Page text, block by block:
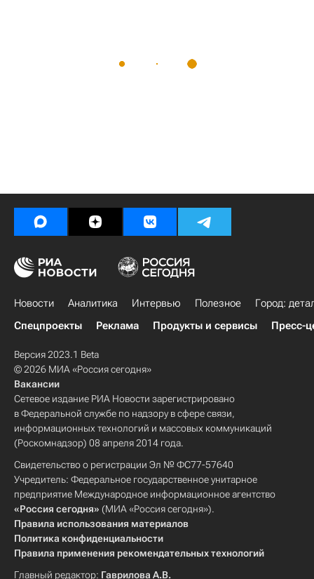
Новости Аналитика Интервью Полезное
Город:
Спецпроекты
Реклама Продукты и сервисы Пресс-
Версия 2023.1 Beta
© 2026 МИА «Россия сегодня»
Вакансии
Сетевое издание РИА Новости зарегистрировано
в Федеральной службе по надзору в сфере связи,
информационных технологий и массовых коммуникаций
(Роскомнадзор) 08 апреля 2014 года.
Свидетельство о регистрации Эл № ФС77-57640
Учредитель: Федеральное государственное унитарное
предприятие Международное информационное агентство
«Россия сегодня» (МИА «Россия сегодня»).
Правила использования материалов
Политика конфиденциальности
Правила применения рекомендательных технологий
Главный редактор: Гаврилова А.В.